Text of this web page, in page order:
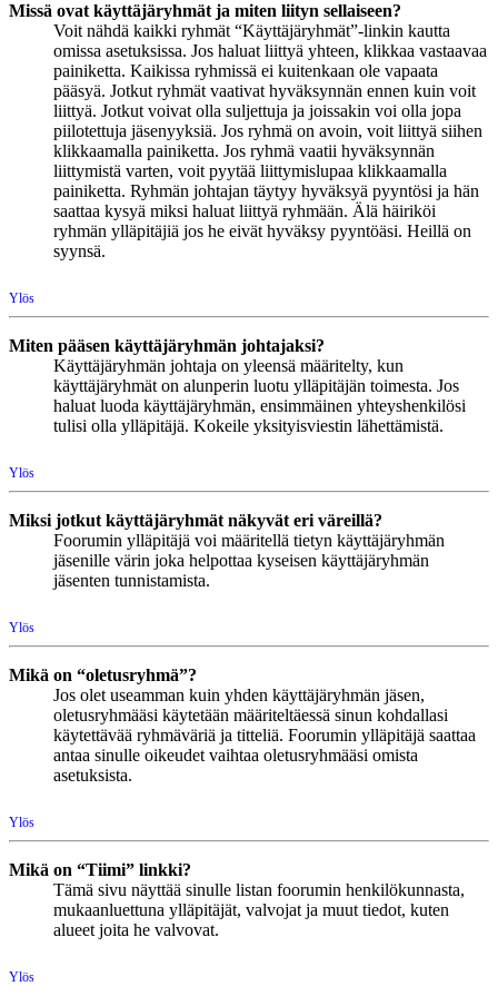
Missä ovat käyttäjäryhmät ja miten liityn sellaiseen?
Voit nähdä kaikki ryhmät “Käyttäjäryhmät”-linkin kautta
omissa asetuksissa. Jos haluat liittyä yhteen, klikkaa vastaavaa
painiketta. Kaikissa ryhmissä ei kuitenkaan ole vapaata
pääsyä. Jotkut ryhmät vaativat hyväksynnän ennen kuin voit
liittyä. Jotkut voivat olla suljettuja ja joissakin voi olla jopa
piilotettuja jäsenyyksiä. Jos ryhmä on avoin, voit liittyä siihen
klikkaamalla painiketta. Jos ryhmä vaatii hyväksynnän
liittymistä varten, voit pyytää liittymislupaa klikkaamalla
painiketta. Ryhmän johtajan täytyy hyväksyä pyyntösi ja hän
saattaa kysyä miksi haluat liittyä ryhmään. Älä häiriköi
ryhmän ylläpitäjiä jos he eivät hyväksy pyyntöäsi. Heillä on
syynsä.
Ylös
Miten pääsen käyttäjäryhmän johtajaksi?
Käyttäjäryhmän johtaja on yleensä määritelty, kun
käyttäjäryhmät on alunperin luotu ylläpitäjän toimesta. Jos
haluat luoda käyttäjäryhmän, ensimmäinen yhteyshenkilösi
tulisi olla ylläpitäjä. Kokeile yksityisviestin lähettämistä.
Ylös
Miksi jotkut käyttäjäryhmät näkyvät eri väreillä?
Foorumin ylläpitäjä voi määritellä tietyn käyttäjäryhmän
jäsenille värin joka helpottaa kyseisen käyttäjäryhmän
jäsenten tunnistamista.
Ylös
Mikä on “oletusryhmä”?
Jos olet useamman kuin yhden käyttäjäryhmän jäsen,
oletusryhmääsi käytetään määriteltäessä sinun kohdallasi
käytettävää ryhmäväriä ja titteliä. Foorumin ylläpitäjä saattaa
antaa sinulle oikeudet vaihtaa oletusryhmääsi omista
asetuksista.
Ylös
Mikä on “Tiimi” linkki?
Tämä sivu näyttää sinulle listan foorumin henkilökunnasta,
mukaanluettuna ylläpitäjät, valvojat ja muut tiedot, kuten
alueet joita he valvovat.
Ylös